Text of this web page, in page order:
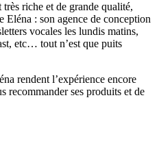
riche et de grande qualité,
Eléna : son agence de conception
vocales les lundis matins,
etc… tout n’est que puits
rendent l’expérience encore
recommander ses produits et de